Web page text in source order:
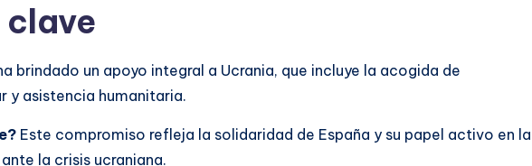
clave
brindado un apoyo integral a Ucrania, que incluye la acogida de
y asistencia humanitaria.
Este compromiso refleja la solidaridad de España y su papel activo en la
la crisis ucraniana.